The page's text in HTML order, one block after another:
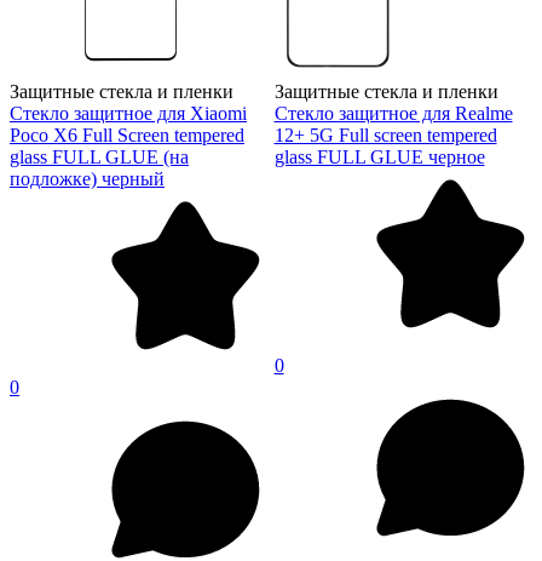
Защитные стекла и пленки
Стекло защитное для Xiaomi
Poco X6 Full Screen tempered
glass FULL GLUE (на
подложке) черный
0
Защитные стекла и пленки
Стекло защитное для Realme
12+ 5G Full screen tempered
glass FULL GLUE черное
0